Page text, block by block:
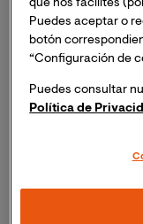
La Cátedra
Sanitaria de
Valencia,
Tesis
Publicación
Los premios
que nos facilites
Puedes aceptar o
botón
“Configuración de
Puedes consultar
Política de